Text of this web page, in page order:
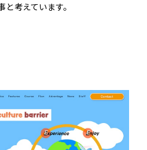
考えています。